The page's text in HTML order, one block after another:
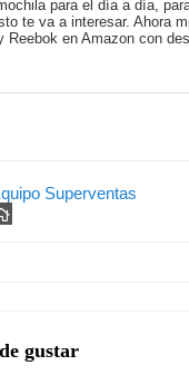
para el día a día,
te va a interesar. Ahora
Reebok en Amazon con
Superventas
gustar